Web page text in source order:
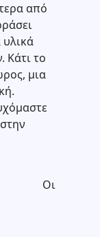
από
υλικά
Κάτι το
μια